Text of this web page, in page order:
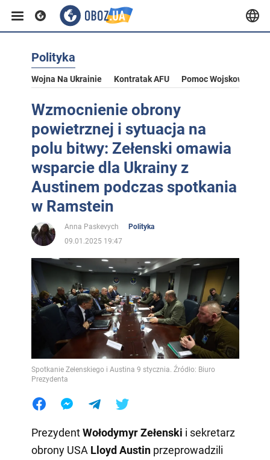
Polityka
Wojna Na Ukrainie Kontratak AFU Pomoc Wojskowa Dla
Wzmocnienie obrony
powietrznej i sytuacja na
polu bitwy: Zełenski omawia
wsparcie dla Ukrainy z
Austinem podczas spotkania
w Ramstein
Anna Paskevych
Polityka
09.01.2025 19:47
Spotkanie Zełenskiego i Austina 9 stycznia. Źródło: Biuro
Prezydenta
PrezydentWołodymyr Zełenski i sekretarz
obrony USA Lloyd Austin przeprowadzili